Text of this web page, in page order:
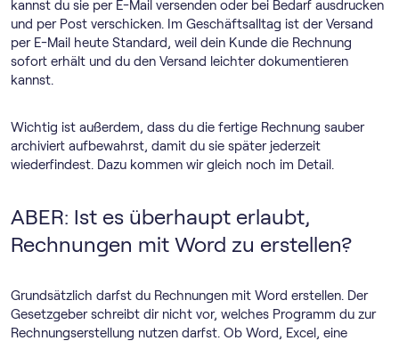
kannst du sie per E-Mail versenden oder bei Bedarf ausdrucken
und per Post verschicken. Im Geschäftsalltag ist der Versand
per E-Mail heute Standard, weil dein Kunde die Rechnung
sofort erhält und du den Versand leichter dokumentieren
kannst.
Wichtig ist außerdem, dass du die fertige Rechnung sauber
archiviert aufbewahrst, damit du sie später jederzeit
wiederfindest. Dazu kommen wir gleich noch im Detail.
ABER: Ist es überhaupt erlaubt,
Rechnungen mit Word zu erstellen?
Grundsätzlich darfst du Rechnungen mit Word erstellen. Der
Gesetzgeber schreibt dir nicht vor, welches Programm du zur
Rechnungserstellung nutzen darfst. Ob Word, Excel, eine